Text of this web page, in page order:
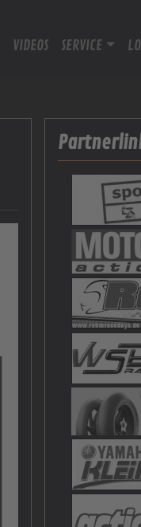
VIDEOS SERVICE